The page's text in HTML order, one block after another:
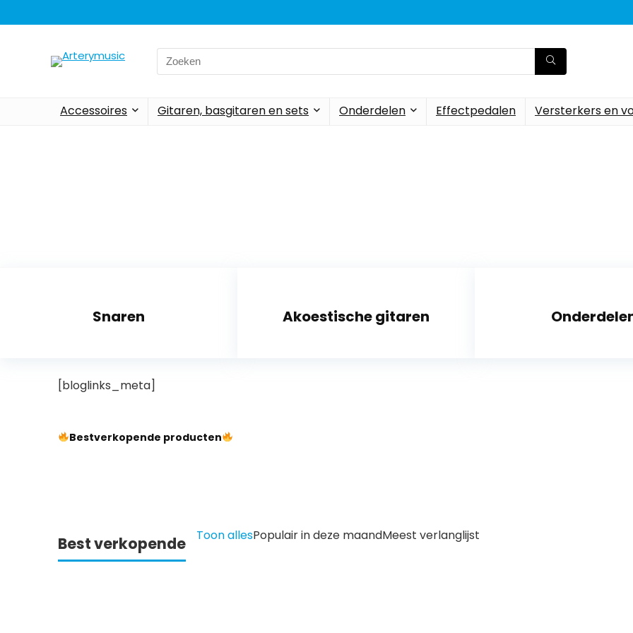
Accessoires Gitaren, basgitaren en sets Onderdelen Effectpedalen Versterkers en
Snaren Akoestische gitaren
[bloglinks_meta]
Bestverkopende producten
Best verkopende Toon allesPopulair in deze maandMeest verlanglijst